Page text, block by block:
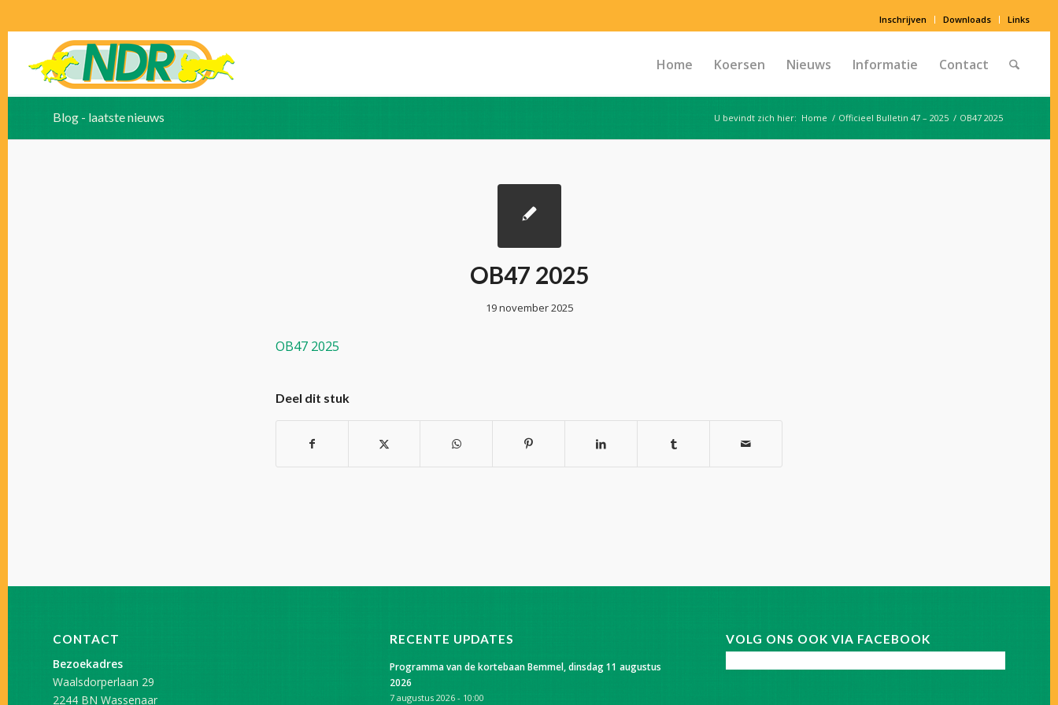
Inschrijven Downloads Links
Home Koersen Nieuws Informatie Contact
Blog - laatste nieuws U bevindt zich hier: Home / Officieel Bulletin 47 – 2025 / OB47 2025
OB47 2025
19 november 2025
OB47 2025
Deel dit stuk
CONTACT
Bezoekadres
Waalsdorperlaan 29
2244 BN Wassenaar
RECENTE UPDATES
Programma van de kortebaan Bemmel, dinsdag 11 augustus
2026
7 augustus 2026 - 10:00
VOLG ONS OOK VIA FACEBOOK